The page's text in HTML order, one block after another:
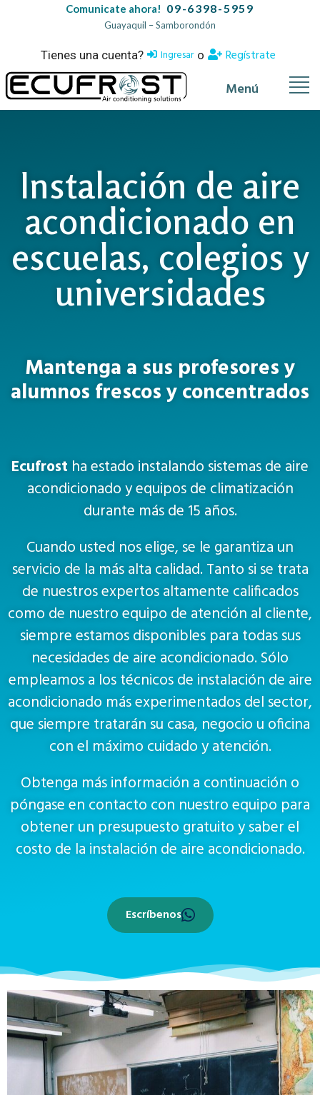
Comunicate ahora! 09-6398-5959
Guayaquil – Samborondón
Tienes una cuenta? Ingresar o Regístrate
Menú
Instalación de aire
acondicionado en
escuelas, colegios y
universidades
Mantenga a sus profesores y
alumnos frescos y concentrados
Ecufrost ha estado instalando sistemas de aire
acondicionado y equipos de climatización
durante más de 15 años.
Cuando usted nos elige, se le garantiza un
servicio de la más alta calidad. Tanto si se trata
de nuestros expertos altamente calificados
como de nuestro equipo de atención al cliente,
siempre estamos disponibles para todas sus
necesidades de aire acondicionado. Sólo
empleamos a los técnicos de instalación de aire
acondicionado más experimentados del sector,
que siempre tratarán su casa, negocio u oficina
con el máximo cuidado y atención.
Obtenga más información a continuación o
póngase en contacto con nuestro equipo para
obtener un presupuesto gratuito y saber el
costo de la instalación de aire acondicionado.
Escríbenos